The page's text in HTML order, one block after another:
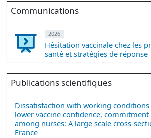
Communications
2026
Hésitation vaccinale chez les
santé et stratégies de réponse
Publications scientifiques
Dissatisfaction with working conditions
lower vaccine confidence,
among nurses: A large scale cross-
France